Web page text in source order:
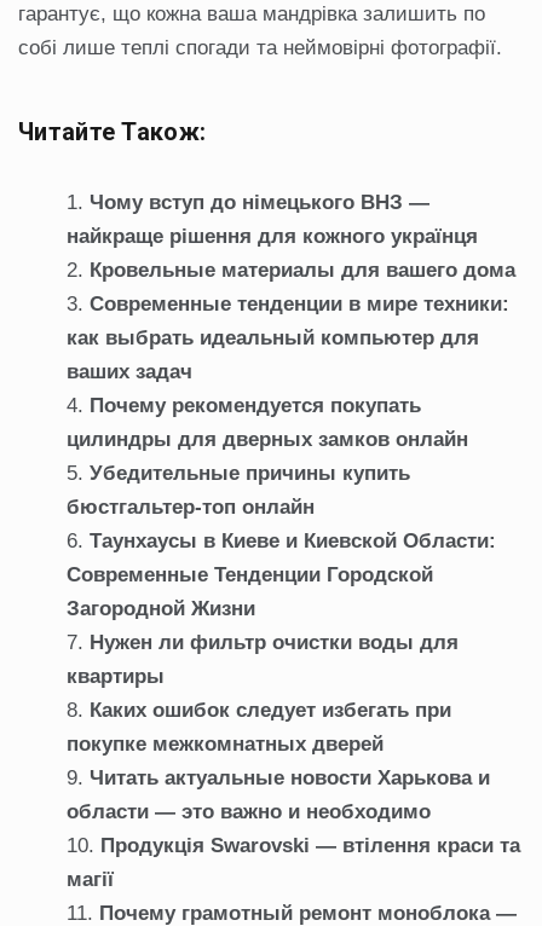
гарантує, що кожна ваша мандрівка залишить по
собі лише теплі спогади та неймовірні фотографії.
Читайте Також:
Чому вступ до німецького ВНЗ —
найкраще рішення для кожного українця
Кровельные материалы для вашего дома
Современные тенденции в мире техники:
как выбрать идеальный компьютер для
ваших задач
Почему рекомендуется покупать
цилиндры для дверных замков онлайн
Убедительные причины купить
бюстгальтер-топ онлайн
Таунхаусы в Киеве и Киевской Области:
Современные Тенденции Городской
Загородной Жизни
Нужен ли фильтр очистки воды для
квартиры
Каких ошибок следует избегать при
покупке межкомнатных дверей
Читать актуальные новости Харькова и
области — это важно и необходимо
Продукція Swarovski — втілення краси та
магії
Почему грамотный ремонт моноблока —